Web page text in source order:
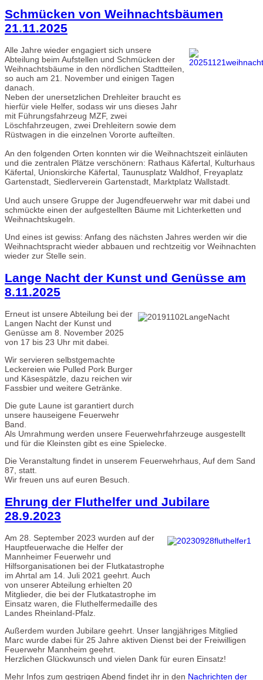
Schmücken von Weihnachtsbäumen
21.11.2025
Alle Jahre wieder engagiert sich unsere
Abteilung beim Aufstellen und Schmücken der
Weihnachtsbäume in den nördlichen Stadtteilen,
so auch am 21. November und einigen Tagen
danach.
Neben der unersetzlichen Drehleiter braucht es
hierfür viele Helfer, sodass wir uns dieses Jahr
mit Führungsfahrzeug MZF, zwei
Löschfahrzeugen, zwei Drehleitern sowie dem
Rüstwagen in die einzelnen Vororte aufteilten.
An den folgenden Orten konnten wir die Weihnachtszeit einläuten
und die zentralen Plätze verschönern: Rathaus Käfertal, Kulturhaus
Käfertal, Unionskirche Käfertal, Taunusplatz Waldhof, Freyaplatz
Gartenstadt, Siedlerverein Gartenstadt, Marktplatz Wallstadt.
Und auch unsere Gruppe der Jugendfeuerwehr war mit dabei und
schmückte einen der aufgestellten Bäume mit Lichterketten und
Weihnachtskugeln.
Und eines ist gewiss: Anfang des nächsten Jahres werden wir die
Weihnachtspracht wieder abbauen und rechtzeitig vor Weihnachten
wieder zur Stelle sein.
Lange Nacht der Kunst und Genüsse am
8.11.2025
Erneut ist unsere Abteilung bei der
Langen Nacht der Kunst und
Genüsse am 8. November 2025
von 17 bis 23 Uhr mit dabei.
Wir servieren selbstgemachte
Leckereien wie Pulled Pork Burger
und Käsespätzle, dazu reichen wir
Fassbier und weitere Getränke.
Die gute Laune ist garantiert durch
unsere hauseigene Feuerwehr
Band.
Als Umrahmung werden unsere Feuerwehrfahrzeuge ausgestellt
und für die Kleinsten gibt es eine Spielecke.
Die Veranstaltung findet in unserem Feuerwehrhaus, Auf dem Sand
87, statt.
Wir freuen uns auf euren Besuch.
Ehrung der Fluthelfer und Jubilare
28.9.2023
Am 28. September 2023 wurden auf der
Hauptfeuerwache die Helfer der
Mannheimer Feuerwehr und
Hilfsorganisationen bei der Flutkatastrophe
im Ahrtal am 14. Juli 2021 geehrt. Auch
von unserer Abteilung erhielten 20
Mitglieder, die bei der Flutkatastrophe im
Einsatz waren, die Fluthelfermedaille des
Landes Rheinland-Pfalz.
Außerdem wurden Jubilare geehrt. Unser langjähriges Mitglied
Marc wurde dabei für 25 Jahre aktiven Dienst bei der Freiwilligen
Feuerwehr Mannheim geehrt.
Herzlichen Glückwunsch und vielen Dank für euren Einsatz!
Mehr Infos zum gestrigen Abend findet ihr in den Nachrichten der